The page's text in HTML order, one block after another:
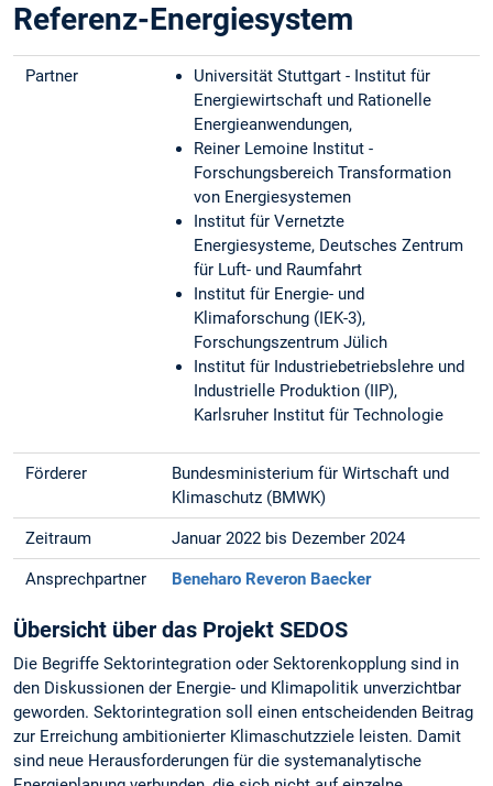
Referenz-Energiesystem
Partner
Universität Stuttgart - Institut für
Energiewirtschaft und Rationelle
Energieanwendungen,
Reiner Lemoine Institut -
Forschungsbereich Transformation
von Energiesystemen
Institut für Vernetzte
Energiesysteme, Deutsches Zentrum
für Luft- und Raumfahrt
Institut für Energie- und
Klimaforschung (IEK-3),
Forschungszentrum Jülich
Institut für Industriebetriebslehre und
Industrielle Produktion (IIP),
Karlsruher Institut für Technologie
Förderer
Bundesministerium für Wirtschaft und
Klimaschutz (BMWK)
Zeitraum Januar 2022 bis Dezember 2024
Ansprechpartner Beneharo Reveron Baecker
Übersicht über das Projekt SEDOS
Die Begriffe Sektorintegration oder Sektorenkopplung sind in
den Diskussionen der Energie- und Klimapolitik unverzichtbar
geworden. Sektorintegration soll einen entscheidenden Beitrag
zur Erreichung ambitionierter Klimaschutzziele leisten. Damit
sind neue Herausforderungen für die systemanalytische